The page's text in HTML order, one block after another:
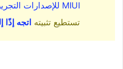
MIUI للإصدارات التجريبية Mi Pilot
تستطيع تثبيته اتجه